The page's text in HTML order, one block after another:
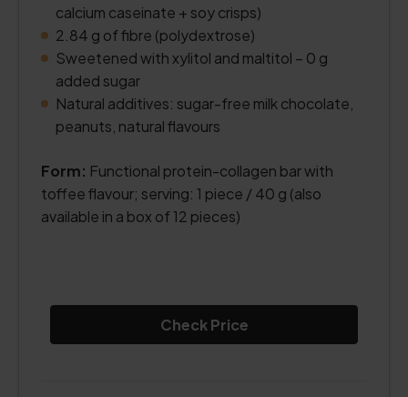
calcium caseinate + soy crisps)
2.84 g of fibre (polydextrose)
Sweetened with xylitol and maltitol – 0 g
added sugar
Natural additives: sugar-free milk chocolate,
peanuts, natural flavours
Form: Functional protein-collagen bar with
toffee flavour; serving: 1 piece / 40 g (also
available in a box of 12 pieces)
Check Price